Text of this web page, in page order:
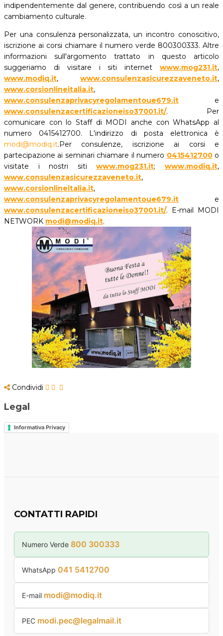
indipendentemente dal genere, contribuendo così a un reale
cambiamento culturale.
Per una consulenza personalizzata, un incontro conoscitivo,
iscrizione ai corsi chiamare il numero verde 800300333. Altre
informazioni sull'argomento trattato in questo articolo
suggeriamo di visitare i siti internet www.mog231.it,
www.modiq.it, www.consulenzasicurezzaveneto.it,
www.corsionlineitalia.it,
www.consulenzaprivacyregolamentoue679.it e
www.consulenzacertificazioneiso37001.it/. Per
comunicare con lo Staff di MODI anche con WhatsApp al
numero 0415412700. L'indirizzo di posta elettronica è
modi@modiq.it.Per consulenze, iscrizione ai corsi e
partecipazione ai seminari chiamare il numero 0415412700o
visitate i nostri sitiwww.mog231.it;www.modiq.it,
www.consulenzasicurezzaveneto.it,
www.corsionlineitalia.it,
www.consulenzaprivacyregolamentoue679.it e
www.consulenzacertificazioneiso37001.it/. E-mail MODI
NETWORK modi@modiq.it.
Condividi
Legal
Informativa Privacy
CONTATTI RAPIDI
Numero Verde 800 300333
WhatsApp 041 5412700
E-mail modi@modiq.it
PEC modi.pec@legalmail.it